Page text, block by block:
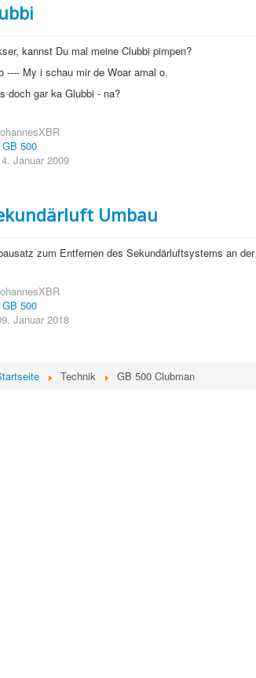
kannst Du mal meine Clubbi pimpen?
---- My i schau mir de Woar amal o.
doch gar ka Glubbi - na?
500
Januar 2009
Umbau
zum Entfernen des Sekundärluftsystems an
500
Januar 2018
Technik GB 500 Clubman